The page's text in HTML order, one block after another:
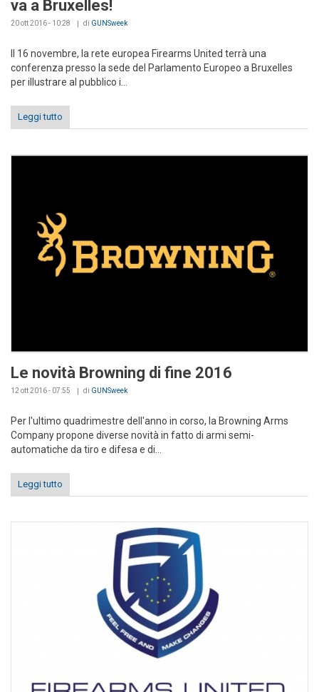
va a Bruxelles!
20 ott 2016 - 10:28 di GUNSweek
Il 16 novembre, la rete europea Firearms United terrà una
conferenza presso la sede del Parlamento Europeo a Bruxelles
per illustrare al pubblico i...
Leggi tutto
Le novità Browning di fine 2016
12 ott 2016 - 07:55 di GUNSweek
Per l'ultimo quadrimestre dell'anno in corso, la Browning Arms
Company propone diverse novità in fatto di armi semi-
automatiche da tiro e difesa e di...
Leggi tutto